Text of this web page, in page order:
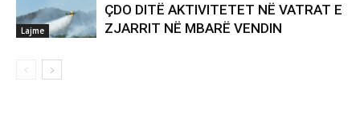
Lajme
ÇDO DITË AKTIVITETET NË VATRAT E
ZJARRIT NË MBARË VENDIN